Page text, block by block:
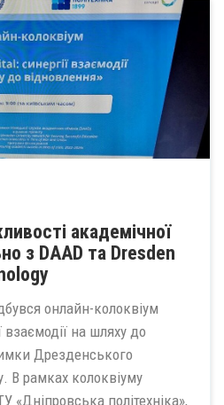
академічної
з DAAD та Dresden
онлайн-колоквіум
взаємодії на шляху до
Дрезденського
В рамках колоквіуму
«Дніпровська політехніка»,